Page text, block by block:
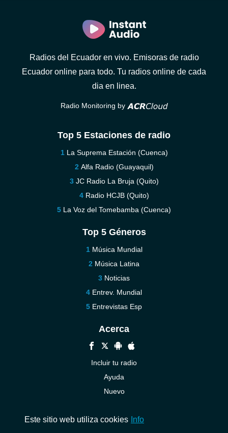
Radios del Ecuador en vivo. Emisoras de radio
Ecuador online para todo. Tu radios online de cada
dia en linea.
Radio Monitoring by
Top 5 Estaciones de radio
La Suprema Estación (Cuenca)
Alfa Radio (Guayaquil)
JC Radio La Bruja (Quito)
Radio HCJB (Quito)
La Voz del Tomebamba (Cuenca)
Top 5 Géneros
Música Mundial
Música Latina
Noticias
Entrev. Mundial
Entrevistas Esp
Acerca
Incluir tu radio
Ayuda
Nuevo
Este sitio web utiliza cookies Info